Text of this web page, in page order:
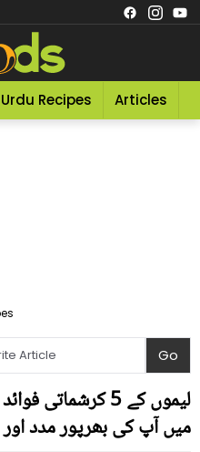
Urdu Recipes Articles
لیموں کے 5
میں آپ کی بھرپور مدد